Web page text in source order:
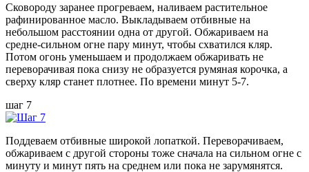
Сковороду заранее прогреваем, наливаем растительное
рафинированное масло. Выкладываем отбивные на
небольшом расстоянии одна от другой. Обжариваем на
средне-сильном огне пару минут, чтобы схватился кляр.
Потом огонь уменьшаем и продолжаем обжаривать не
переворачивая пока снизу не образуется румяная корочка, а
сверху кляр станет плотнее. По времени минут 5-7.
шаг 7
Поддеваем отбивные широкой лопаткой. Переворачиваем,
обжариваем с другой стороны тоже сначала на сильном огне с
минуту и минут пять на среднем или пока не зарумянятся.